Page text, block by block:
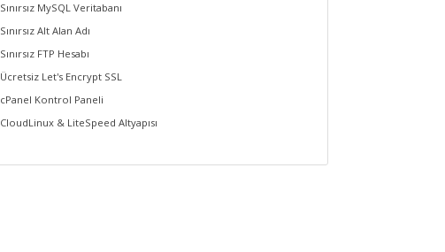
Sınırsız MySQL Veritabanı
Sınırsız Alt Alan Adı
Sınırsız FTP Hesabı
Ücretsiz Let's Encrypt SSL
cPanel Kontrol Paneli
CloudLinux & LiteSpeed Altyapısı